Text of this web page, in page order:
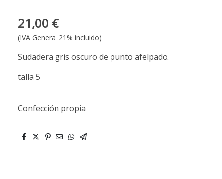
21,00 €
(IVA General 21% incluido)
Sudadera gris oscuro de punto afelpado.
talla 5
Confección propia